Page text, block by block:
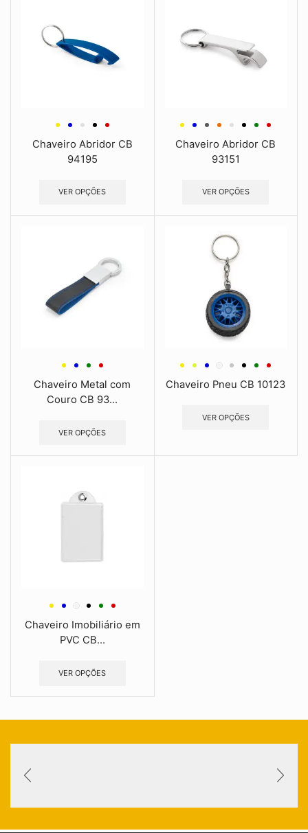
Chaveiro Abridor CB
94195
VER OPÇÕES
Chaveiro Abridor CB
93151
VER OPÇÕES
Chaveiro Metal com
Couro CB 93...
VER OPÇÕES
Chaveiro Pneu CB 10123
VER OPÇÕES
Chaveiro Imobiliário em
PVC CB...
VER OPÇÕES